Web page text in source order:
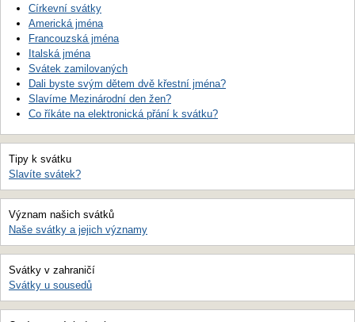
Církevní svátky
Americká jména
Francouzská jména
Italská jména
Svátek zamilovaných
Dali byste svým dětem dvě křestní jména?
Slavíme Mezinárodní den žen?
Co říkáte na elektronická přání k svátku?
Tipy k svátku
Slavíte svátek?
Význam našich svátků
Naše svátky a jejich významy
Svátky v zahraničí
Svátky u sousedů